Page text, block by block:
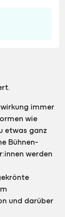
immer
wie
etwas ganz
Bühnen-
werden
und darüber